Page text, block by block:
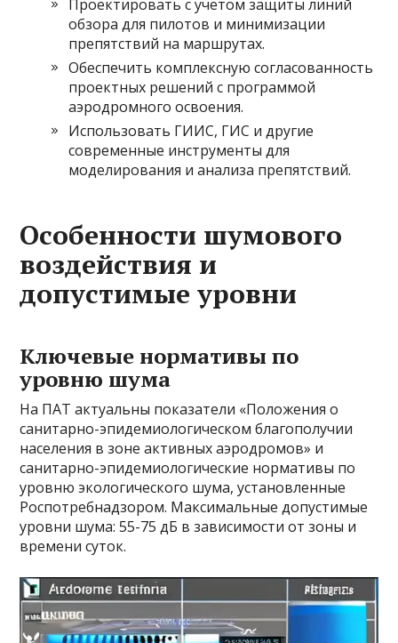
Проектировать с учетом защиты линий
обзора для пилотов и минимизации
препятствий на маршрутах.
Обеспечить комплексную согласованность
проектных решений с программой
аэродромного освоения.
Использовать ГИИС, ГИС и другие
современные инструменты для
моделирования и анализа препятствий.
Особенности шумового
воздействия и
допустимые уровни
Ключевые нормативы по
уровню шума
На ПАТ актуальны показатели «Положения о
санитарно-эпидемиологическом благополучии
населения в зоне активных аэродромов» и
санитарно-эпидемиологические нормативы по
уровню экологического шума, установленные
Роспотребнадзором. Максимальные допустимые
уровни шума: 55-75 дБ в зависимости от зоны и
времени суток.